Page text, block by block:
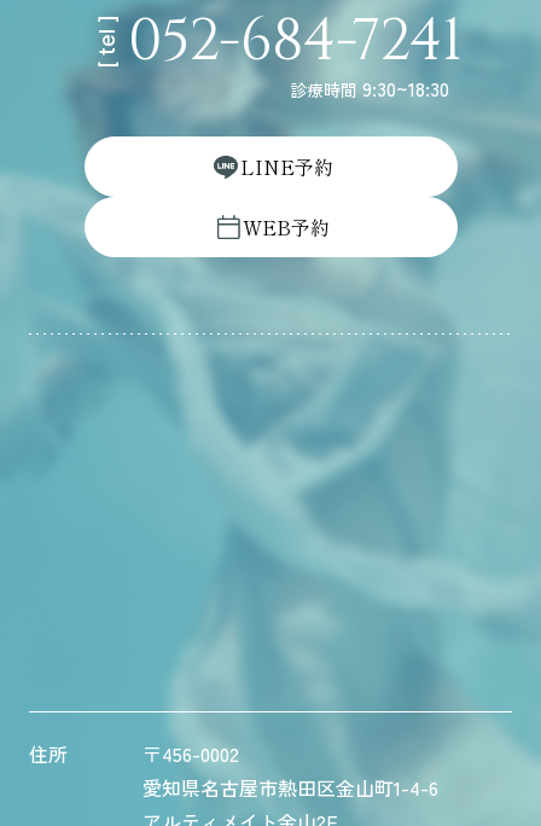
[ tel ] 052-684-7241
診療時間 9:30~18:30
LINE予約
WEB予約
住所
〒456-0002
愛知県名古屋市熱田区金山町1-4-6